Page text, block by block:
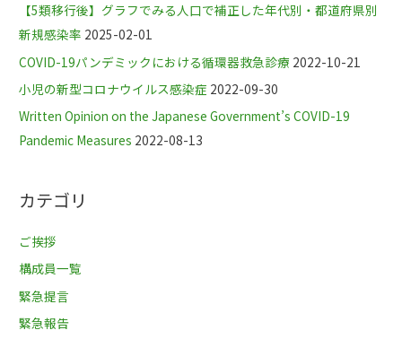
【5類移行後】グラフでみる人口で補正した年代別・都道府県別
新規感染率 2025-02-01
COVID-19パンデミックにおける循環器救急診療 2022-10-21
小児の新型コロナウイルス感染症 2022-09-30
Written Opinion on the Japanese Government’s COVID-19
Pandemic Measures 2022-08-13
カテゴリ
ご挨拶
構成員一覧
緊急提言
緊急報告